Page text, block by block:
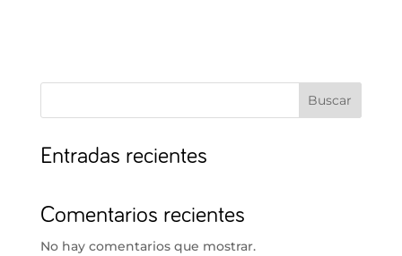
Buscar
Entradas recientes
Comentarios recientes
No hay comentarios que mostrar.